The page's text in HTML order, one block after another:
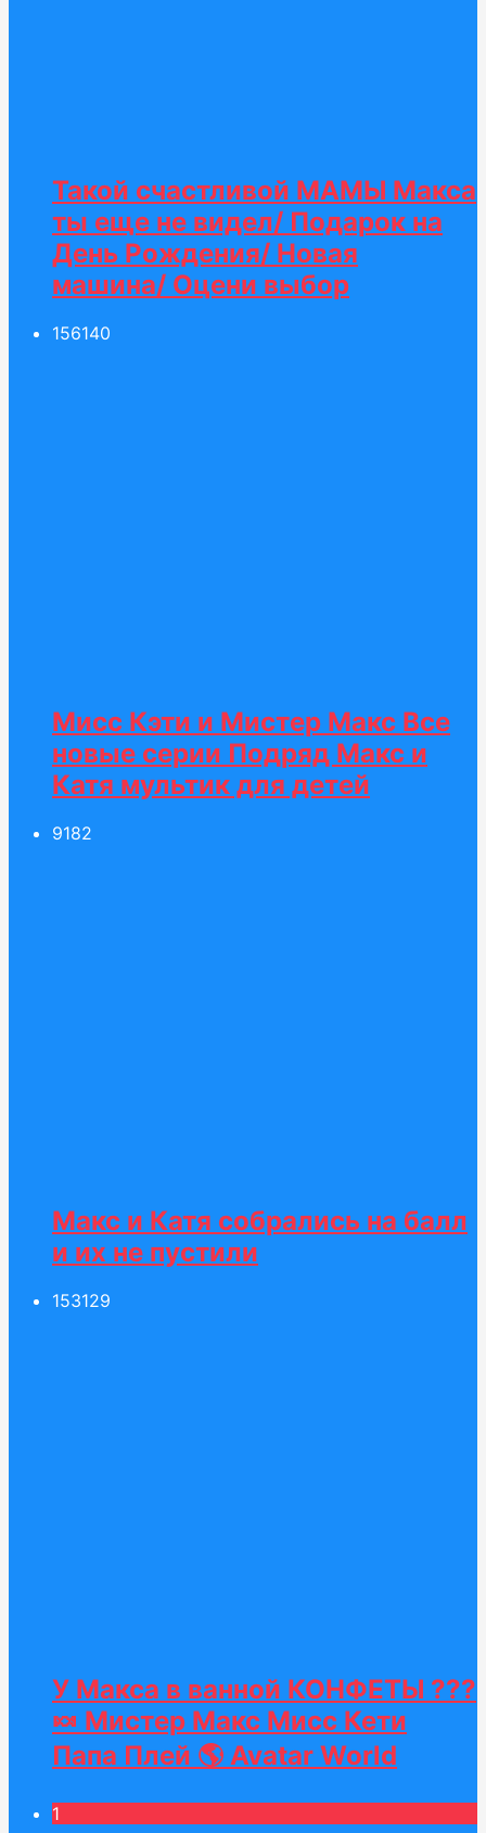
Такой счастливой МАМЫ Макса
ты еще не видел/ Подарок на
День Рождения/ Новая
машина/ Оцени выбор
156140
Мисс Кэти и Мистер Макс Все
новые серии Подряд Макс и
Катя мультик для детей
9182
Макс и Катя собрались на балл
и их не пустили
153129
У Макса в ванной КОНФЕТЫ ???
🍬 Мистер Макс Мисс Кети
Папа Плей 🌎 Avatar World
1